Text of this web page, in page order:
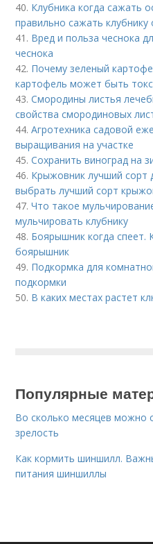
40. Клубника когда сажать
правильно сажать клубнику
41. Вред и польза чеснока
чеснока
42. Почему зеленый
картофель может быть
43.Смородины листья
свойства смородиновых
44.Агротехника садовой
выращивания на участке
45.Сохранить виноград на
46. Крыжовник лучший сорт
выбрать лучший сорт
47.Что такое
мульчировать клубнику
48. Боярышник когда спеет.
боярышник
49. Подкормка для
подкормки
50. В каких местах растет
Популярные
Во сколько месяцев можно
зрелость
Как кормить шиншилл.
питания шиншиллы